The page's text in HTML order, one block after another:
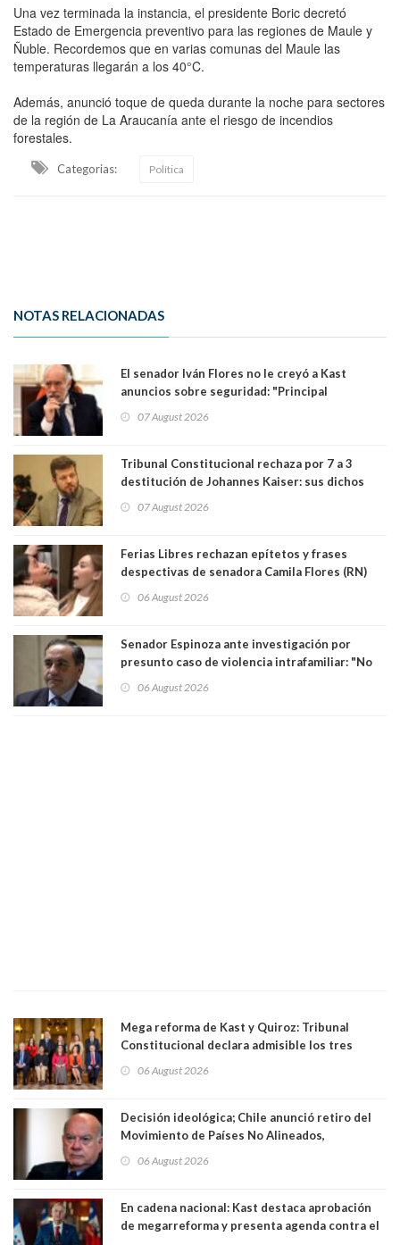
Una vez terminada la instancia, el presidente Boric decretó
Estado de Emergencia preventivo para las regiones de Maule y
Ñuble. Recordemos que en varias comunas del Maule las
temperaturas llegarán a los 40°C.
Además, anunció toque de queda durante la noche para sectores
de la región de La Araucanía ante el riesgo de incendios
forestales.
Categorias: Política
NOTAS RELACIONADAS
El senador Iván Flores no le creyó a Kast
anuncios sobre seguridad: "Principal
perseguir ruta del dinero y levantar secreto
07 August 2026
Tribunal Constitucional rechaza por 7 a 3
destitución de Johannes Kaiser: sus dichos
justicia constitucional porque no es diputado
07 August 2026
Ferias Libres rechazan epítetos y frases
despectivas de senadora Camila Flores (RN)
06 August 2026
Senador Espinoza ante investigación por
presunto caso de violencia intrafamiliar: "No
antecedentes a Tribunal Supremo
06 August 2026
Mega reforma de Kast y Quiroz: Tribunal
Constitucional declara admisible los tres
06 August 2026
Decisión ideológica; Chile anunció retiro del
Movimiento de Países No Alineados,
1971. Excanciller Insulza lamentó decisión
06 August 2026
En cadena nacional: Kast destaca aprobación
de megarreforma y presenta agenda contra el